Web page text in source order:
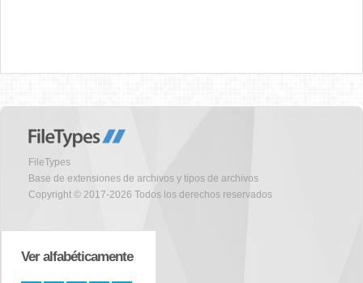
FileTypes
Base de extensiones de archivos y tipos de archivos
Copyright © 2017-2026 Todos los derechos reservados
Ver alfabéticamente